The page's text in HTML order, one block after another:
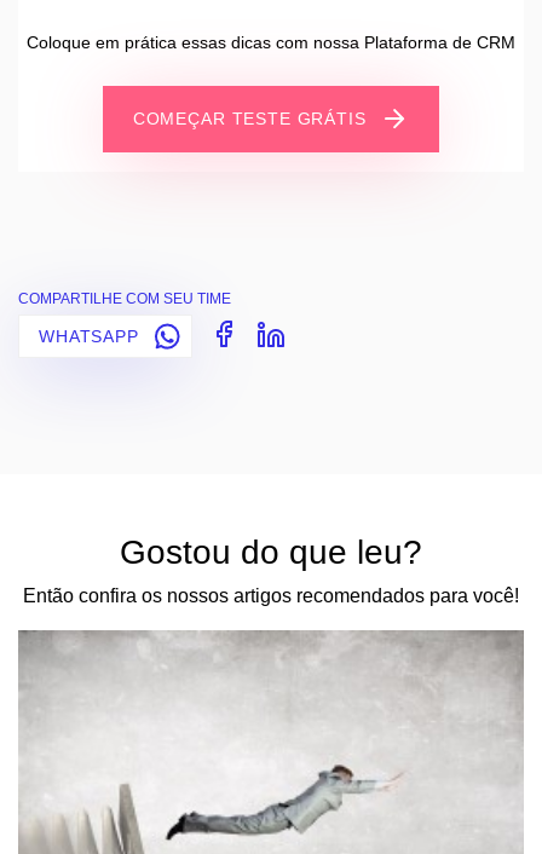
Coloque em prática essas dicas com nossa Plataforma de CRM
COMEÇAR TESTE GRÁTIS
COMPARTILHE COM SEU TIME
WHATSAPP
Gostou do que leu?
Então confira os nossos artigos recomendados para você!